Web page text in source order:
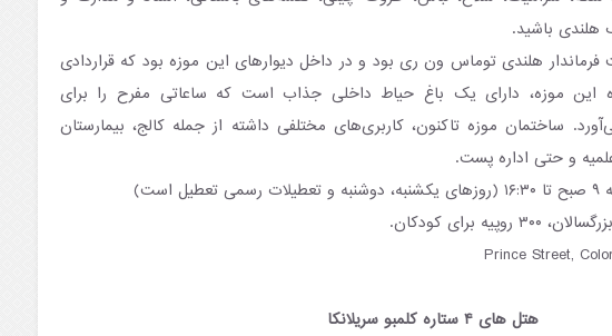
باشید.
فرماندار هلندی توماس ون ری بود و در داخل دیوارهای این موزه بود که قراردادی
این موزه، دارای یک باغ حیاط داخلی جذاب است که ساعاتی مفرح را برای
ساختمان موزه تاکنون، کاربری‌های مختلفی داشته از جمله کالج، بیمارستان
و حتی اداره پست.
هتل های ۴ ستاره کلمبو سریلانکا